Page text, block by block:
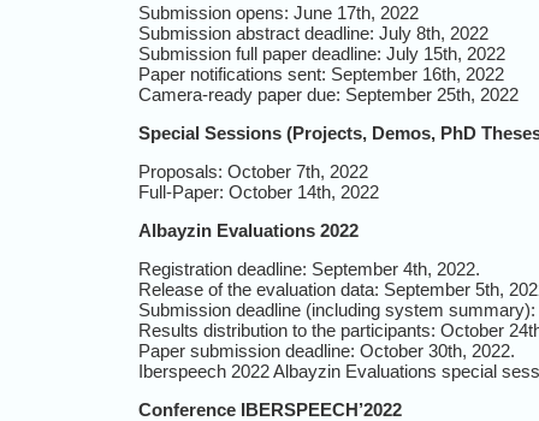
Submission opens: June 17th, 2022
Submission abstract deadline: July 8th, 2022
Submission full paper deadline: July 15th, 2022
Paper notifications sent: September 16th, 2022
Camera-ready paper due: September 25th, 2022
Special Sessions (Projects, Demos, PhD
Proposals: October 7th, 2022
Full-Paper: October 14th, 2022
Albayzin Evaluations 2022
Registration deadline: September 4th, 2022.
Release of the evaluation data: September 5th,
Submission deadline (including system
Results distribution to the participants: October
Paper submission deadline: October 30th, 2022.
Iberspeech 2022 Albayzin Evaluations special
Conference IBERSPEECH’2022